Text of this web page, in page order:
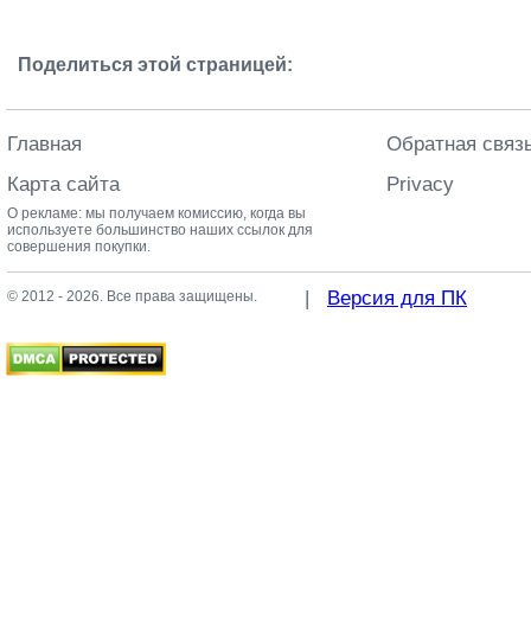
Поделиться этой страницей:
Главная
Карта сайта
Обратная
Privacy
О рекламе: мы получаем комиссию, когда вы
используете большинство наших ссылок для
совершения покупки.
© 2012 - 2026. Все права защищены. | Версия для ПК